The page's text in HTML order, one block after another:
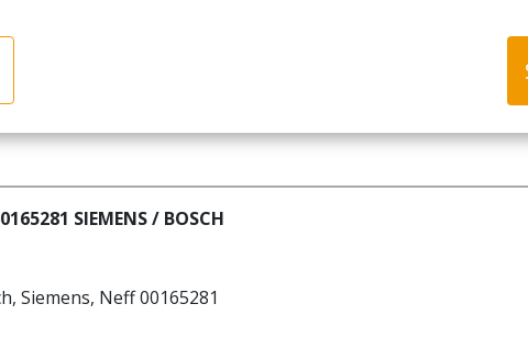
SIEMENS / BOSCH
Siemens, Neff 00165281